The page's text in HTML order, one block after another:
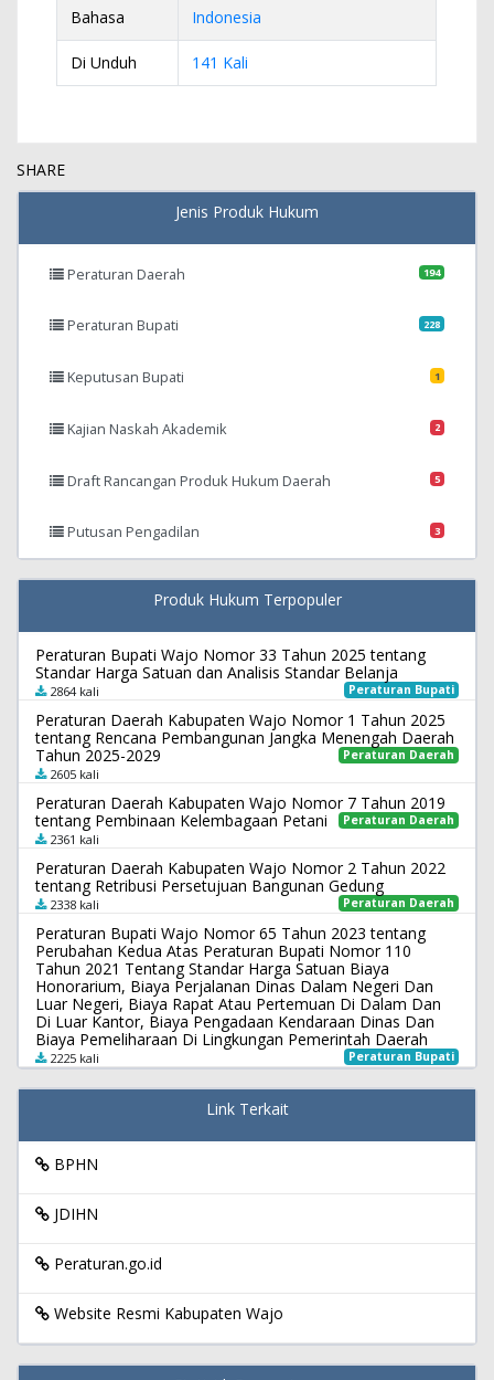
Bahasa Indonesia
Di Unduh 141 Kali
SHARE
Jenis Produk Hukum
Peraturan Daerah 194
Peraturan Bupati 228
Keputusan Bupati 1
Kajian Naskah Akademik 2
Draft Rancangan Produk Hukum Daerah 5
Putusan Pengadilan 3
Produk Hukum Terpopuler
Peraturan Bupati Wajo Nomor 33 Tahun 2025 tentang
Standar Harga Satuan dan Analisis Standar Belanja
Peraturan Bupati
2864 kali
Peraturan Daerah Kabupaten Wajo Nomor 1 Tahun 2025
tentang Rencana Pembangunan Jangka Menengah Daerah
Tahun 2025-2029
Peraturan Daerah
2605 kali
Peraturan Daerah Kabupaten Wajo Nomor 7 Tahun 2019
tentang Pembinaan Kelembagaan Petani
Peraturan Daerah
2361 kali
Peraturan Daerah Kabupaten Wajo Nomor 2 Tahun 2022
tentang Retribusi Persetujuan Bangunan Gedung
Peraturan Daerah
2338 kali
Peraturan Bupati Wajo Nomor 65 Tahun 2023 tentang
Perubahan Kedua Atas Peraturan Bupati Nomor 110
Tahun 2021 Tentang Standar Harga Satuan Biaya
Honorarium, Biaya Perjalanan Dinas Dalam Negeri Dan
Luar Negeri, Biaya Rapat Atau Pertemuan Di Dalam Dan
Di Luar Kantor, Biaya Pengadaan Kendaraan Dinas Dan
Biaya Pemeliharaan Di Lingkungan Pemerintah Daerah
Peraturan Bupati
2225 kali
Link Terkait
BPHN
JDIHN
Peraturan.go.id
Website Resmi Kabupaten Wajo